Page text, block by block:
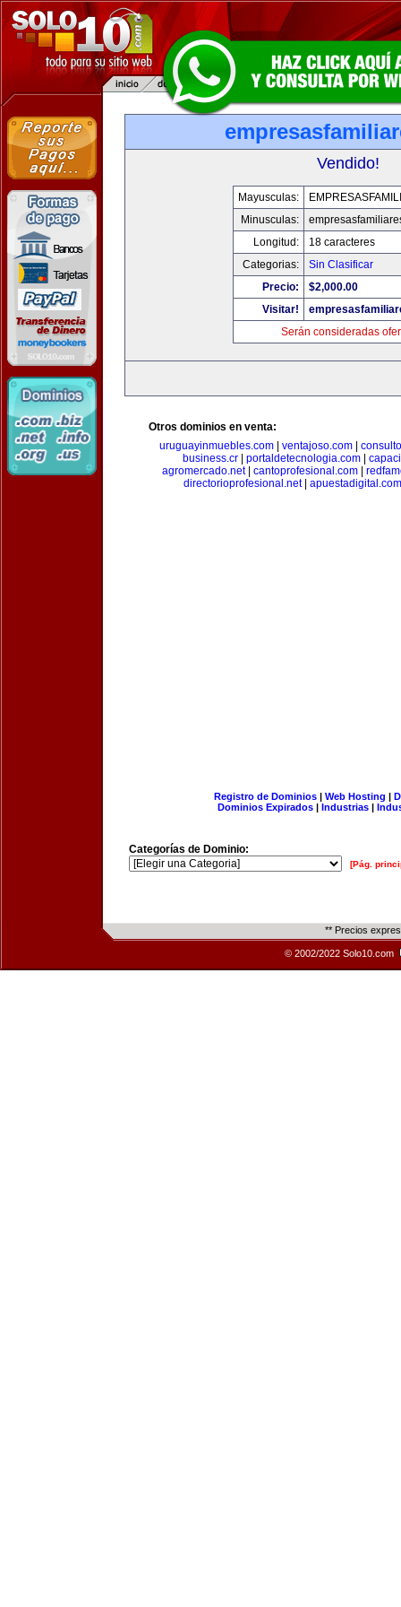
Vendido!
Mayusculas:
Minusculas:
Longitud:
18 caracteres
Categorias:
Sin Clasificar
Precio:
$2,000.00
Visitar!
Serán consideradas
Otros dominios en venta:
uruguayinmuebles.com
ventajoso.com
business.cr
portaldetecnologia.com
agromercado.net| cantoprofesional.com
directorioprofesional.net| apuestadigital.com
Registro de Dominios| Web Hosting |
Dominios Expirados | Industrias |
Categorías de Dominio:
[Pág.
** Precios
© 2002/2022 Solo10.com